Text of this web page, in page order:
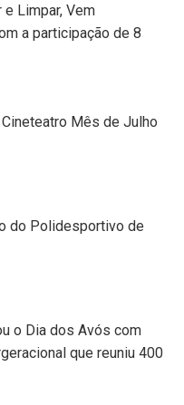
e Limpar, Vem
a participação de 8
Mês de Julho
do Polidesportivo de
o Dia dos Avós com
que reuniu 400